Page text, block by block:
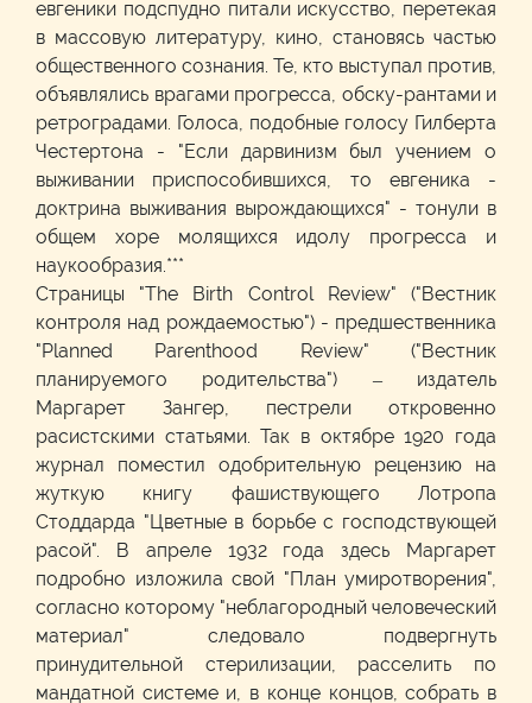
евгеники подспудно питали искусство, перетекая
в массовую литературу, кино, становясь частью
общественного сознания. Те, кто выступал против,
объявлялись врагами прогресса, обску-рантами и
ретроградами. Голоса, подобные голосу Гилберта
Честертона - "Если дарвинизм был учением о
выживании приспособившихся, то евгеника -
доктрина выживания вырождающихся" - тонули в
общем хоре молящихся идолу прогресса и
наукообразия.***
Страницы "The Birth Control Review" ("Вестник
контроля над рождаемостью") - предшественника
"Planned Parenthood Review" ("Вестник
планируемого родительства") – издатель
Маргарет Зангер, пестрели откровенно
расистскими статьями. Так в октябре 1920 года
журнал поместил одобрительную рецензию на
жуткую книгу фашиствующего Лотропа
Стоддарда "Цветные в борьбе с господствующей
расой". В апреле 1932 года здесь Маргарет
подробно изложила свой "План умиротворения",
согласно которому "неблагородный человеческий
материал" следовало подвергнуть
принудительной стерилизации, расселить по
мандатной системе и, в конце концов, собрать в